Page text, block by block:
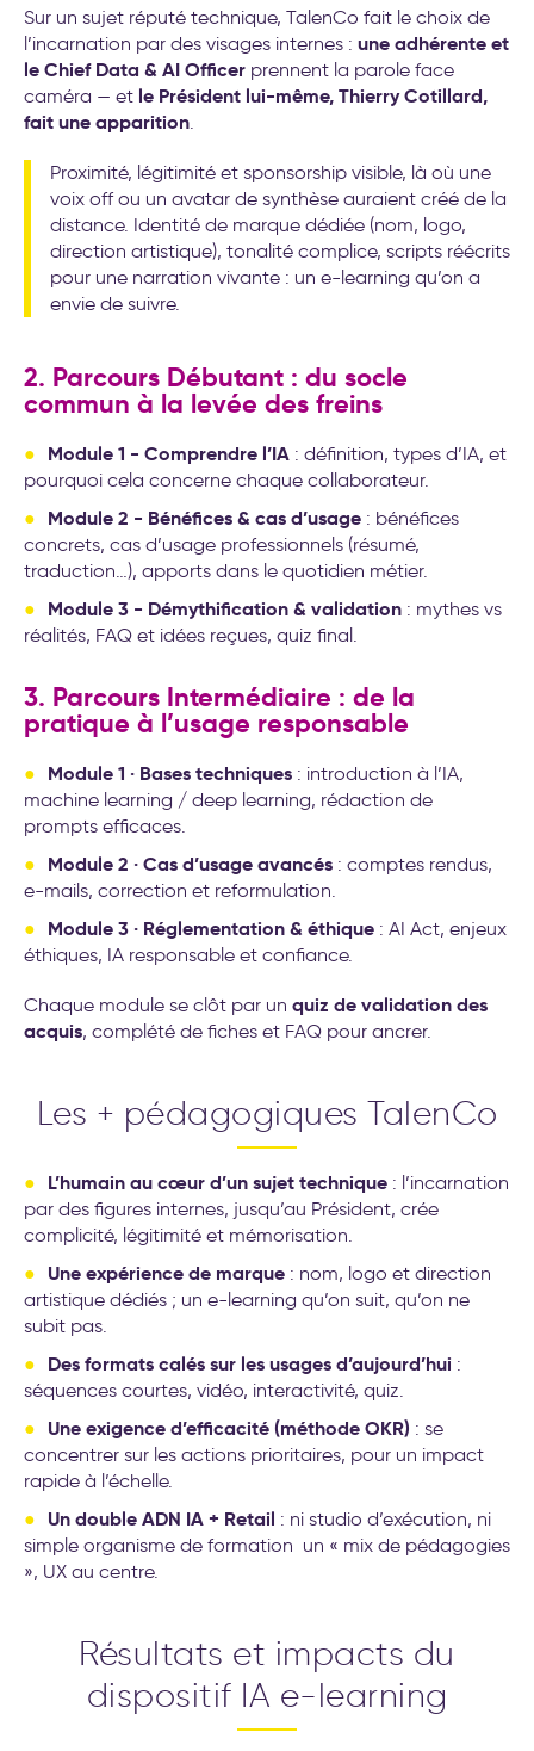
Sur un sujet réputé technique, TalenCo fait le choix de
l’incarnation par des visages internes : une adhérente et
le Chief Data & AI Officer prennent la parole face
caméra — et le Président lui-même, Thierry Cotillard,
fait une apparition.
Proximité, légitimité et sponsorship visible, là où une
voix off ou un avatar de synthèse auraient créé de la
distance. Identité de marque dédiée (nom, logo,
direction artistique), tonalité complice, scripts réécrits
pour une narration vivante : un e-learning qu’on a
envie de suivre.
2. Parcours Débutant : du socle
commun à la levée des freins
Module 1 - Comprendre l’IA : définition, types d’IA, et
pourquoi cela concerne chaque collaborateur.
Module 2 - Bénéfices & cas d’usage : bénéfices
concrets, cas d’usage professionnels (résumé,
traduction…), apports dans le quotidien métier.
Module 3 - Démythification & validation : mythes vs
réalités, FAQ et idées reçues, quiz final.
3. Parcours Intermédiaire : de la
pratique à l’usage responsable
Module 1 · Bases techniques : introduction à l’IA,
machine learning / deep learning, rédaction de
prompts efficaces.
Module 2 · Cas d’usage avancés : comptes rendus,
e-mails, correction et reformulation.
Module 3 · Réglementation & éthique : AI Act, enjeux
éthiques, IA responsable et confiance.
Chaque module se clôt par un quiz de validation des
acquis, complété de fiches et FAQ pour ancrer.
Les + pédagogiques TalenCo
L’humain au cœur d’un sujet technique : l’incarnation
par des figures internes, jusqu’au Président, crée
complicité, légitimité et mémorisation.
Une expérience de marque : nom, logo et direction
artistique dédiés ; un e-learning qu’on suit, qu’on ne
subit pas.
Des formats calés sur les usages d’aujourd’hui :
séquences courtes, vidéo, interactivité, quiz.
Une exigence d’efficacité (méthode OKR) : se
concentrer sur les actions prioritaires, pour un impact
rapide à l’échelle.
Un double ADN IA + Retail : ni studio d’exécution, ni
simple organisme de formation un « mix de pédagogies
», UX au centre.
Résultats et impacts du
dispositif IA e-learning